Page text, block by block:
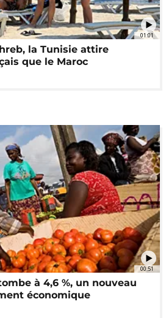
01:01
la Tunisie attire
que le Maroc
00:51
à 4,6 %, un nouveau
économique